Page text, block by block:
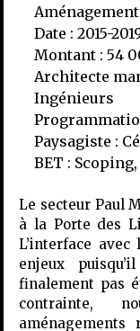
Aménagement
Date : 2015-
Montant : 54
Architecte
Ingénieurs
Paysagiste :
BET : Scoping,
Le secteur Paul
à la Porte des
L’interface
enjeux
finalement pas
contrainte,
aménagements